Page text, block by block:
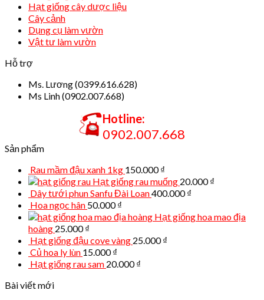
Hạt giống cây dược liệu
Cây cảnh
Dụng cụ làm vườn
Vật tư làm vườn
Hỗ trợ
Ms. Lương (0399.616.628)
Ms Linh (0902.007.668)
Hotline:
0902.007.668
Sản phẩm
Rau mầm đậu xanh 1kg 150.000₫
Hạt giống rau muống 20.000₫
Dây tưới phun Sanfu Đài Loan400.000₫
Hoa ngọc hân 50.000₫
Hạt giống hoa mao địa
hoàng 25.000₫
Hạt giống đậu cove vàng 25.000₫
Củ hoa ly lùn 15.000₫
Hạt giống rau sam 20.000₫
Bài viết mới